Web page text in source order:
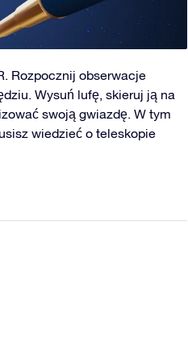
Rozpocznij obserwacje
Wysuń lufę, skieruj ją na
swoją gwiazdę. W tym
wiedzieć o teleskopie